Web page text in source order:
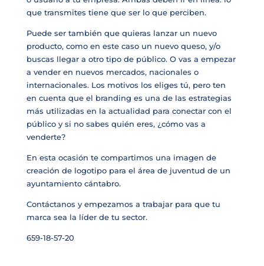
que transmites tiene que ser lo que perciben.
Puede ser también que quieras lanzar un nuevo
producto, como en este caso un nuevo queso, y/o
buscas llegar a otro tipo de público. O vas a empezar
a vender en nuevos mercados, nacionales o
internacionales. Los motivos los eliges tú, pero ten
en cuenta que el branding es una de las estrategias
más utilizadas en la actualidad para conectar con el
público y si no sabes quién eres, ¿cómo vas a
venderte?
En esta ocasión te compartimos una imagen de
creación de logotipo para el área de juventud de un
ayuntamiento cántabro.
Contáctanos y empezamos a trabajar para que tu
marca sea la líder de tu sector.
659-18-57-20